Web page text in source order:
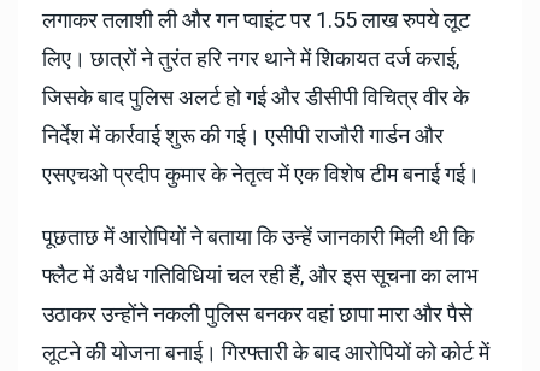
लगाकर तलाशी ली और गन प्वाइंट पर 1.55 लाख रुपये लूट
लिए। छात्रों ने तुरंत हरि नगर थाने में शिकायत दर्ज कराई,
जिसके बाद पुलिस अलर्ट हो गई और डीसीपी विचित्र वीर के
निर्देश में कार्रवाई शुरू की गई। एसीपी राजौरी गार्डन और
एसएचओ प्रदीप कुमार के नेतृत्व में एक विशेष टीम बनाई गई।
पूछताछ में आरोपियों ने बताया कि उन्हें जानकारी मिली थी कि
फ्लैट में अवैध गतिविधियां चल रही हैं, और इस सूचना का लाभ
उठाकर उन्होंने नकली पुलिस बनकर वहां छापा मारा और पैसे
लूटने की योजना बनाई। गिरफ्तारी के बाद आरोपियों को कोर्ट में